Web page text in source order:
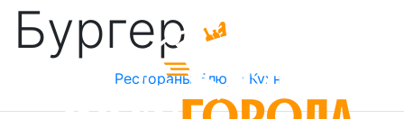
Бургер
Рестораны Блюда Кухни